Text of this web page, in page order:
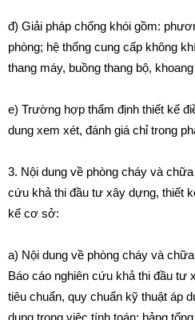
đ) Giải pháp chống khói gồm:
phòng; hệ thống cung cấp không
thang máy, buồng thang bộ,
e) Trường hợp thẩm định thiết kế
dung xem xét, đánh giá chỉ trong
3. Nội dung về phòng cháy và
cứu khả thi đầu tư xây dựng, thiết
kế cơ sở:
a) Nội dung về phòng cháy và
Báo cáo nghiên cứu khả thi đầu tư
tiêu chuẩn, quy chuẩn kỹ thuật áp
dụng trong việc tính toán; bảng